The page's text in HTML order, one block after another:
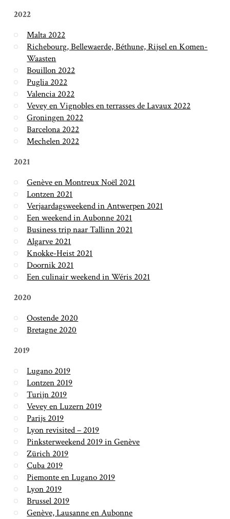
2022
Malta 2022
Richebourg, Bellewaerde, Béthune, Rijsel en Komen-
Waasten
Bouillon 2022
Puglia 2022
Valencia 2022
Vevey en Vignobles en terrasses de Lavaux 2022
Groningen 2022
Barcelona 2022
Mechelen 2022
2021
Genève en Montreux Noël 2021
Lontzen 2021
Verjaardagsweekend in Antwerpen 2021
Een weekend in Aubonne 2021
Business trip naar Tallinn 2021
Algarve 2021
Knokke-Heist 2021
Doornik 2021
Een culinair weekend in Wéris 2021
2020
Oostende 2020
Bretagne 2020
2019
Lugano 2019
Lontzen 2019
Turijn 2019
Vevey en Luzern 2019
Parijs 2019
Lyon revisited – 2019
Pinksterweekend 2019 in Genève
Zürich 2019
Cuba 2019
Piemonte en Lugano 2019
Lyon 2019
Brussel 2019
Genève, Lausanne en Aubonne